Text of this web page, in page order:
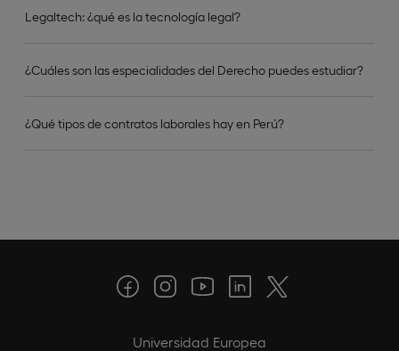
Legaltech: ¿qué es la tecnología legal?
¿Cuáles son las especialidades del Derecho puedes estudiar?
¿Qué tipos de contratos laborales hay en Perú?
Universidad Europea